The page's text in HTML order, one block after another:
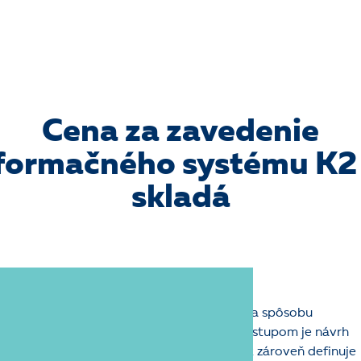
Cena za zavedenie
systému K2
skladá
a spôsobu
či informačných systémov. Výstupom je návrh
K2. Projekt zároveň definuje